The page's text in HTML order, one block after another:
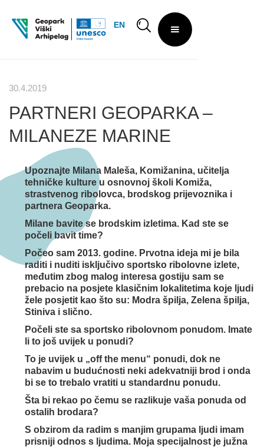
EN
30.4.2019
PARTNERI GEOPARKA –
MILANEZE MARINE
Upoznajte Milana Maleša, Komižanina, učitelja
tehničke kulture u osnovnoj školi Komiža,
strastvenog ribolovca, brodskog prijevoznika i
partnera Geoparka.
Milane bavite se brodskim izletima. Kad ste se
počeli bavit time?
Počeo sam 2013. godine. Prvotna ideja mi je bila
raditi i nuditi isključivo sportsko ribolovne izlete,
međutim zbog malog interesa gostiju sam se
prebacio na posjete klasičnim lokalitetima koje ljudi
žele posjetit kao što su: Modra špilja, Zelena špilja,
Stiniva i slično.
Počeli ste sa sportsko ribolovnom ponudom. Imate
li to još uvijek u ponudi?
To je uvijek u „off the menu“ ponudi, dok ne
nabavim u budućnosti neki adekvatniji brod i onda
bi se to trebalo vratiti u standardnu ponudu.
Šta bi rekao po čemu se razlikuje vaša ponuda od
ostalih brodara?
S obzirom da radim s manjim grupama ljudi imam
prisniji odnos s ljudima. Moja specijalnost je južna